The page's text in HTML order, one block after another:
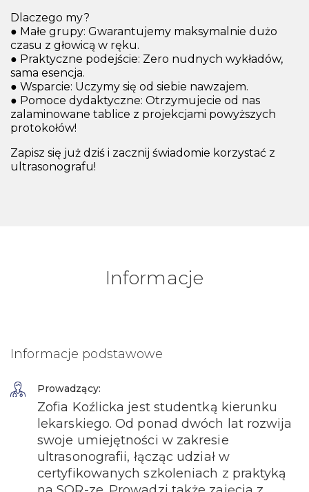
Dlaczego my?
● Małe grupy: Gwarantujemy maksymalnie dużo
czasu z głowicą w ręku.
● Praktyczne podejście: Zero nudnych wykładów,
sama esencja.
● Wsparcie: Uczymy się od siebie nawzajem.
● Pomoce dydaktyczne: Otrzymujecie od nas
zalaminowane tablice z projekcjami powyższych
protokołów!
Zapisz się już dziś i zacznij świadomie korzystać z
ultrasonografu!
Informacje
Informacje podstawowe
Prowadzący:
Zofia Koźlicka jest studentką kierunku
lekarskiego. Od ponad dwóch lat rozwija
swoje umiejętności w zakresie
ultrasonografii, łącząc udział w
certyfikowanych szkoleniach z praktyką